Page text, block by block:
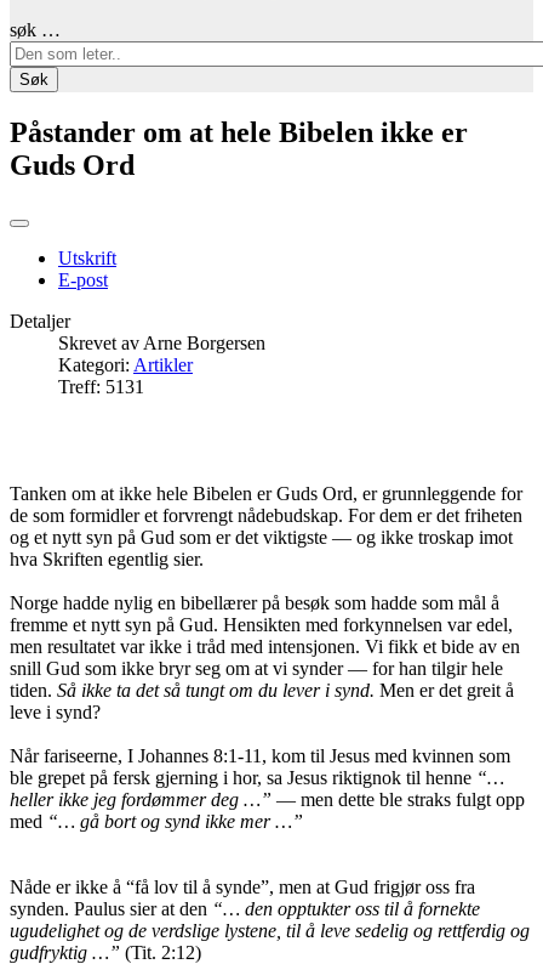
søk …
Søk
Påstander om at hele Bibelen ikke er
Guds Ord
Utskrift
E-post
Detaljer
Skrevet av Arne Borgersen
Kategori: Artikler
Treff: 5131
Tanken om at ikke hele Bibelen er Guds Ord, er grunnleggende for
de som formidler et forvrengt nådebudskap. For dem er det friheten
og et nytt syn på Gud som er det viktigste — og ikke troskap imot
hva Skriften egentlig sier.
Norge hadde nylig en bibellærer på besøk som hadde som mål å
fremme et nytt syn på Gud. Hensikten med forkynnelsen var edel,
men resultatet var ikke i tråd med intensjonen. Vi fikk et bide av en
snill Gud som ikke bryr seg om at vi synder — for han tilgir hele
tiden. Så ikke ta det så tungt om du lever i synd. Men er det greit å
leve i synd?
Når fariseerne, I Johannes 8:1-11, kom til Jesus med kvinnen som
ble grepet på fersk gjerning i hor, sa Jesus riktignok til henne “…
heller ikke jeg fordømmer deg …” — men dette ble straks fulgt opp
med “… gå bort og synd ikke mer …”
Nåde er ikke å “få lov til å synde”, men at Gud frigjør oss fra
synden. Paulus sier at den “… den opptukter oss til å fornekte
ugudelighet og de verdslige lystene, til å leve sedelig og rettferdig og
gudfryktig …” (Tit. 2:12)